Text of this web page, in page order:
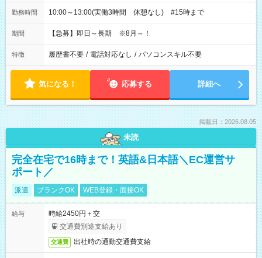
勤務時間 10:00～13:00(実働3時間 休憩なし) #15時まで
期間 【急募】即日～長期 ※8月～！
特徴 履歴書不要 / 電話対応なし / パソコンスキル不要
気になる！ 応募する 詳細へ
掲載日：2026.08.05
未読
完全在宅で16時まで！英語&日本語＼EC運営サ
ポート／
派遣 ブランクOK WEB登録・面接OK
給与
時給2450円＋交
交通費別途支給あり
交通費 出社時の通勤交通費支給